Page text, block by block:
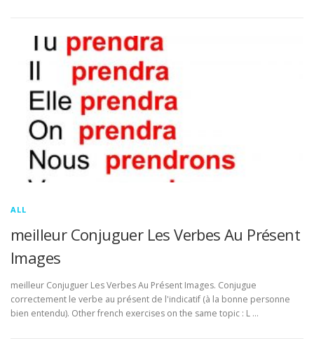
ALL
meilleur Conjuguer Les Verbes Au Présent
Images
meilleur Conjuguer Les Verbes Au Présent Images. Conjugue
correctement le verbe au présent de l'indicatif (à la bonne personne
bien entendu). Other french exercises on the same topic : L …